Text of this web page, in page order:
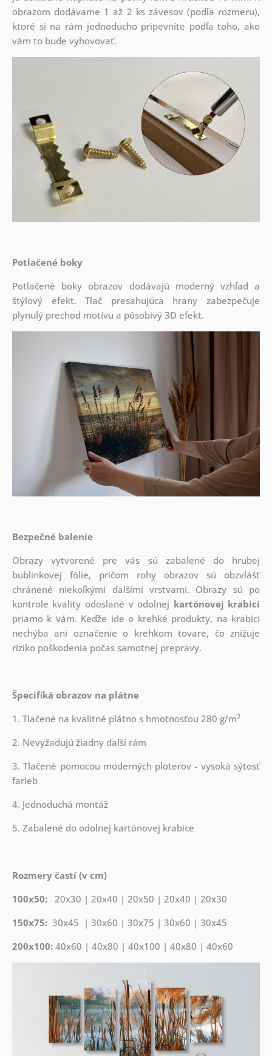
obrazom dodávame 1 až 2 ks závesov (podľa rozmeru),
ktoré si na rám jednoducho pripevníte podľa toho, ako
vám to bude vyhovovať.
Potlačené boky
Potlačené boky obrazov dodávajú moderný vzhľad a
štýlový efekt. Tlač presahujúca hrany zabezpečuje
plynulý prechod motívu a pôsobivý 3D efekt.
Bezpečné balenie
Obrazy vytvorené pre vás sú zabalené do hrubej
bublinkovej fólie, pričom rohy obrazov sú obzvlášť
chránené niekoľkými ďalšími vrstvami. Obrazy sú po
kontrole kvality odoslané v odolnej kartónovej krabici
priamo k vám. Keďže ide o krehké produkty, na krabici
nechýba ani označenie o krehkom tovare, čo znižuje
riziko poškodenia počas samotnej prepravy.
Špecifiká obrazov na plátne
1. Tlačené na kvalitné plátno s hmotnosťou 280 g/m2
2. Nevyžadujú žiadny ďalší rám
3. Tlačené pomocou moderných ploterov - vysoká sýtosť
farieb
4. Jednoduchá montáž
5. Zabalené do odolnej kartónovej krabice
Rozmery častí (v cm)
100x50: 20x30 | 20x40 | 20x50 | 20x40 | 20x30
150x75: 30x45 | 30x60 | 30x75 | 30x60 | 30x45
200x100: 40x60 | 40x80 | 40x100 | 40x80 | 40x60